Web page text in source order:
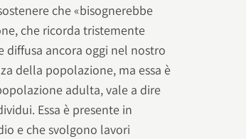
che «bisognerebbe
che ricorda tristemente
diffusa ancora oggi nel nostro
della popolazione, ma essa è
adulta, vale a dire
Essa è presente in
e che svolgono lavori